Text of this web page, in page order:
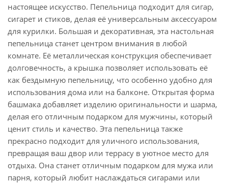
настоящее искусство. Пепельница подходит для сигар,
сигарет и стиков, делая её универсальным аксессуаром
для курилки. Большая и декоративная, эта настольная
пепельница станет центром внимания в любой
комнате. Её металлическая конструкция обеспечивает
долговечность, а крышка позволяет использовать её
как бездымную пепельницу, что особенно удобно для
использования дома или на балконе. Открытая форма
башмака добавляет изделию оригинальности и шарма,
делая его отличным подарком для мужчины, который
ценит стиль и качество. Эта пепельница также
прекрасно подходит для уличного использования,
превращая ваш двор или террасу в уютное место для
отдыха. Она станет отличным подарком для мужа или
парня, который любит наслаждаться сигарами или